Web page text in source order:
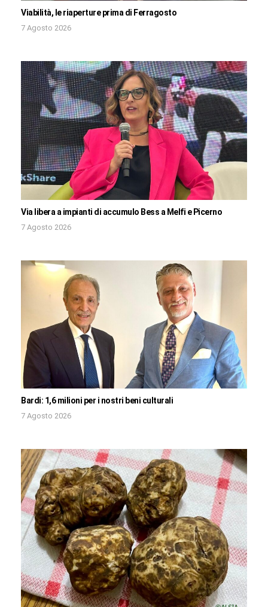
Viabilità, le riaperture prima di Ferragosto
7 Agosto 2026
Via libera a impianti di accumulo Bess a Melfi e Picerno
7 Agosto 2026
Bardi: 1,6 milioni per i nostri beni culturali
7 Agosto 2026